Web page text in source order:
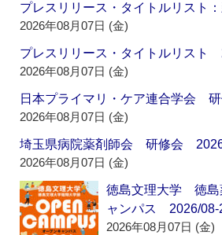
プレスリリース・タイトルリスト
2026年08月07日 (金)
プレスリリース・タイトルリスト
2026年08月07日 (金)
日本プライマリ・ケア連合学会
2026年08月07日 (金)
埼玉県病院薬剤師会 研修会
2026年08月07日 (金)
徳島文理大学 徳
ャンパス 2026/08-
2026年08月07日 (金)